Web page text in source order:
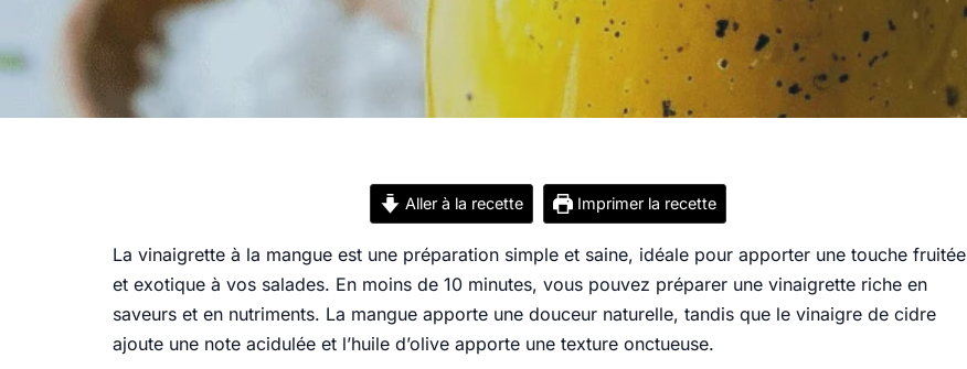
Aller à la recette Imprimer la recette
La vinaigrette à la mangue est une préparation simple et saine, idéale pour apporter une touche fruitée
et exotique à vos salades. En moins de 10 minutes, vous pouvez préparer une vinaigrette riche en
saveurs et en nutriments. La mangue apporte une douceur naturelle, tandis que le vinaigre de cidre
ajoute une note acidulée et l’huile d’olive apporte une texture onctueuse.